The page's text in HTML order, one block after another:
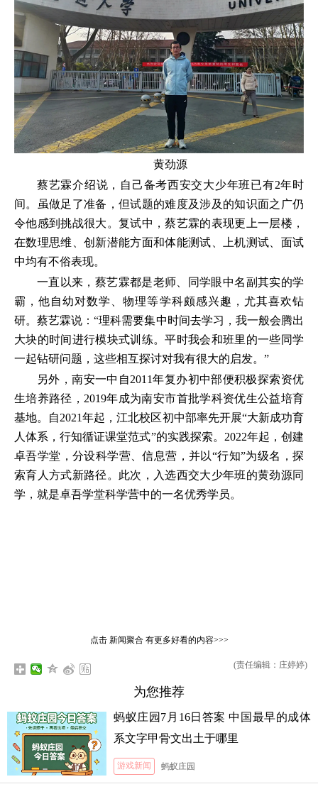
黄劲源
蔡艺霖介绍说，自己备考西安交大少年班已有2年时
间。虽做足了准备，但试题的难度及涉及的知识面之广仍
令他感到挑战很大。复试中，蔡艺霖的表现更上一层楼，
在数理思维、创新潜能方面和体能测试、上机测试、面试
中均有不俗表现。
一直以来，蔡艺霖都是老师、同学眼中名副其实的学
霸，他自幼对数学、物理等学科颇感兴趣，尤其喜欢钻
研。蔡艺霖说：“理科需要集中时间去学习，我一般会腾出
大块的时间进行模块式训练。平时我会和班里的一些同学
一起钻研问题，这些相互探讨对我有很大的启发。”
另外，南安一中自2011年复办初中部便积极探索资优
生培养路径，2019年成为南安市首批学科资优生公益培育
基地。自2021年起，江北校区初中部率先开展“大新成功育
人体系，行知循证课堂范式”的实践探索。2022年起，创建
卓吾学堂，分设科学营、信息营，并以“行知”为级名，探
索育人方式新路径。此次，入选西交大少年班的黄劲源同
学，就是卓吾学堂科学营中的一名优秀学员。
点击 新闻聚合有更多好看的内容>>>
(责任编辑：庄婷婷)
为您推荐
蚂蚁庄园7月16日答案 中国最早的成体
系文字甲骨文出土于哪里
游戏新闻 蚂蚁庄园